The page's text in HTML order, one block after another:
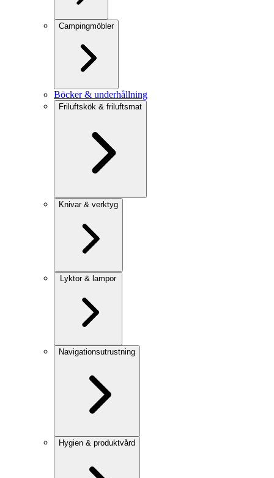
Campingmöbler
Böcker & underhållning
Friluftskök & friluftsmat
Knivar & verktyg
Lyktor & lampor
Navigationsutrustning
Hygien & produktvård